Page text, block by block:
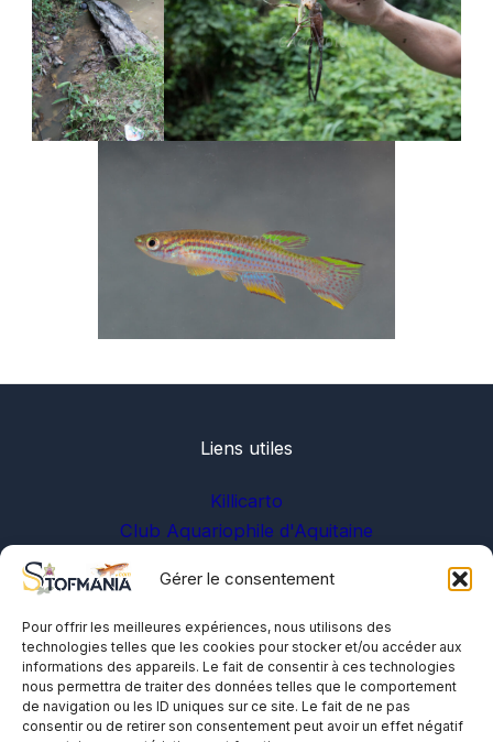
Gérer le consentement
Pour offrir les meilleures expériences, nous utilisons des
technologies telles que les cookies pour stocker et/ou accéder aux
informations des appareils. Le fait de consentir à ces technologies
nous permettra de traiter des données telles que le comportement
de navigation ou les ID uniques sur ce site. Le fait de ne pas
consentir ou de retirer son consentement peut avoir un effet négatif
Liens utiles
Killicarto
Club Aquariophile d'Aquitaine